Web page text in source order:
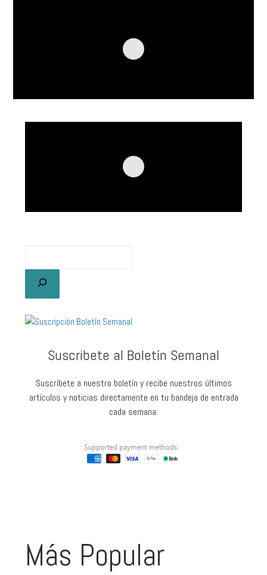
Suscribete al Boletín Semanal
Suscríbete a nuestro boletín y recibe nuestros últimos
artículos y noticias directamente en tu bandeja de entrada
cada semana:
Más Popular